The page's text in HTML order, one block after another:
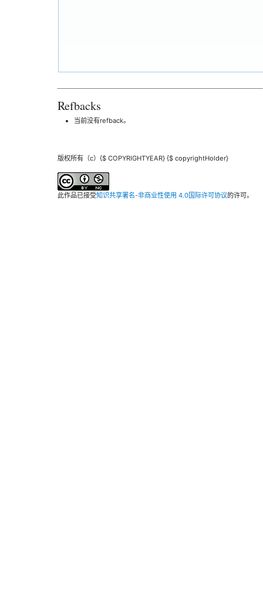
Refbacks
当前没有refback。
版权所有（c）{$ COPYRIGHTYEAR} {$ copyrightHolder}
此作品已接受知识共享署名-非商业性使用 4.0国际许可协议的许可。